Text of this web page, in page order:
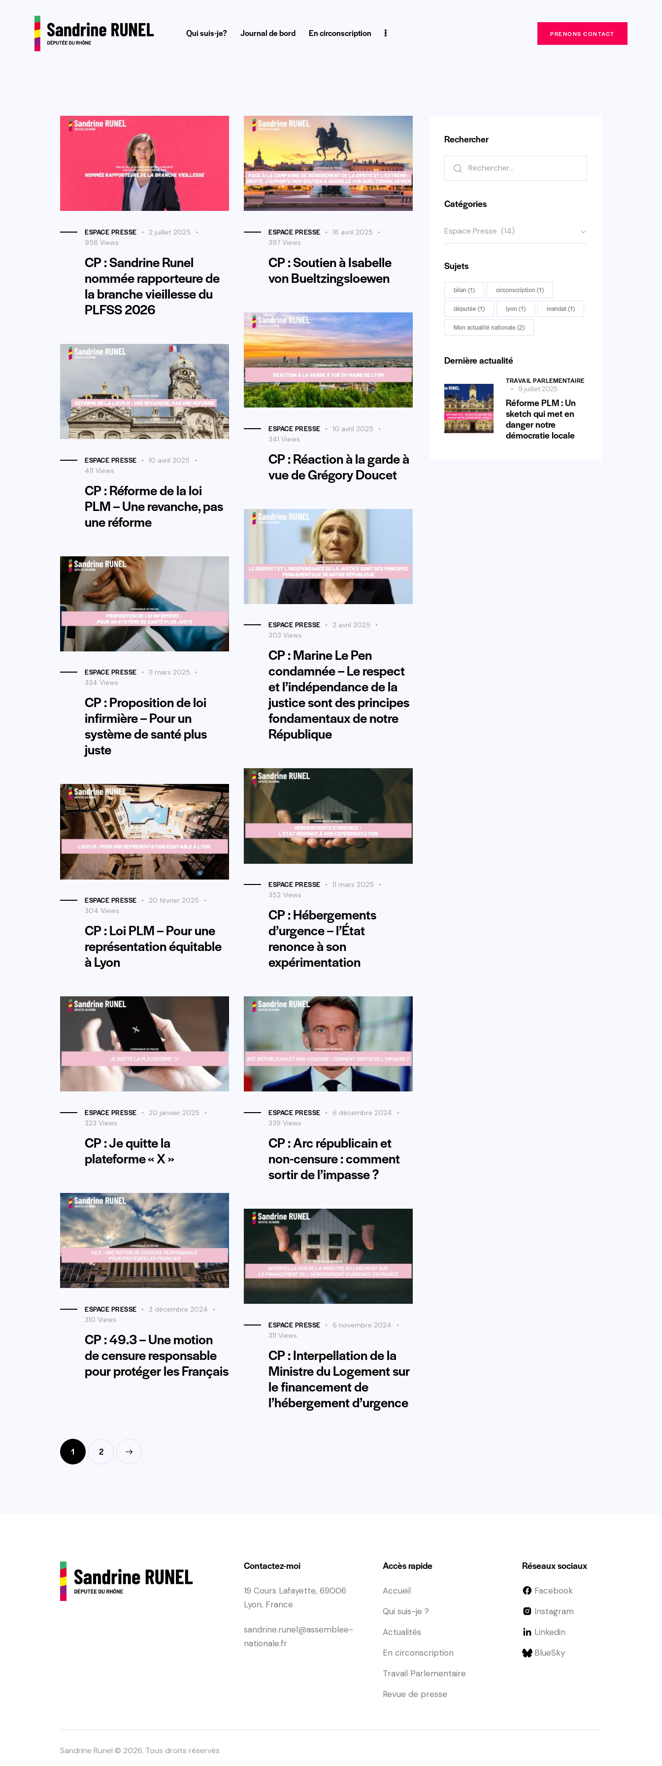
Qui suis-je? Journal de bord En circonscription PRENONS CONTACT
ESPACE PRESSE
2 juillet 2025
958 Views
CP : Sandrine Runel
nommée rapporteure de
la branche vieillesse du
PLFSS 2026
ESPACE PRESSE
18 avril 2025
397 Views
CP : Soutien à Isabelle
von Bueltzingsloewen
ESPACE PRESSE
10 avril 2025
341 Views
CP : Réaction à la garde à
vue de Grégory Doucet
ESPACE PRESSE
10 avril 2025
411 Views
CP : Réforme de la loi
PLM – Une revanche, pas
une réforme
ESPACE PRESSE
2 avril 2025
303 Views
CP : Marine Le Pen
condamnée – Le respect
et l’indépendance de la
justice sont des principes
fondamentaux de notre
République
ESPACE PRESSE
11 mars 2025
334 Views
CP : Proposition de loi
infirmière – Pour un
système de santé plus
juste
ESPACE PRESSE
11 mars 2025
352 Views
CP : Hébergements
d’urgence – l’État
renonce à son
expérimentation
ESPACE PRESSE
20 février 2025
304 Views
CP : Loi PLM – Pour une
représentation équitable
à Lyon
ESPACE PRESSE
20 janvier 2025
323 Views
CP : Je quitte la
plateforme « X »
ESPACE PRESSE
6 décembre 2024
339 Views
CP : Arc républicain et
non-censure : comment
sortir de l’impasse ?
ESPACE PRESSE
3 décembre 2024
310 Views
CP : 49.3 – Une motion
de censure responsable
pour protéger les Français
ESPACE PRESSE
6 novembre 2024
311 Views
CP : Interpellation de la
Ministre du Logement sur
le financement de
l’hébergement d’urgence
1 2
Rechercher
Catégories
Sujets
bilan (1) circonscription (1)
députée(1) lyon (1) mandat(1)
Mon actualité nationale(2)
Dernière actualité
TRAVAIL PARLEMENTAIRE
9 juillet 2025
Réforme PLM : Un
sketch qui met en
danger notre
démocratie locale
Contactez-moi
19 Cours Lafayette, 69006
Lyon, France
sandrine.runel@assemblee-
nationale.fr
Accès rapide
Accueil
Qui suis-je ?
Actualités
En circonscription
Travail Parlementaire
Revue de presse
Réseaux sociaux
Facebook
Instagram
Linkedin
BlueSky
Sandrine Runel © 2026. Tous droits réservés